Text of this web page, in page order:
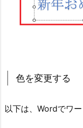
色を変更する
以下は、Wordでワ